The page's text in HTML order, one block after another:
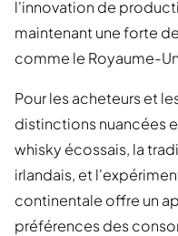
l'innovation de
maintenant une forte
comme le Royaume-
Pour les acheteurs et
distinctions nuancées
whisky écossais, la
irlandais, et
continentale offre un
préférences des